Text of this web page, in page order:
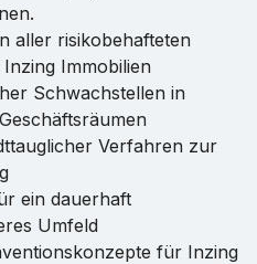
aller risikobehafteten
Immobilien
Schwachstellen in
Verfahren zur
ein dauerhaft
Umfeld
für Inzing